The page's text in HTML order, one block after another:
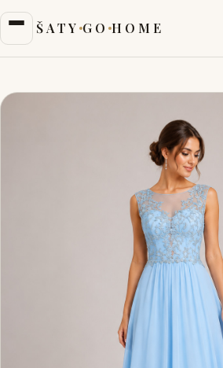
ŠATY GO HOME